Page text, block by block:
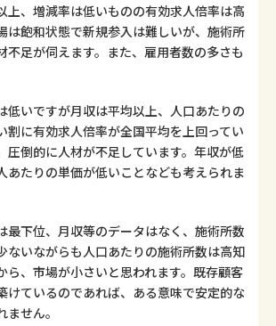
上、増減率は低いものの有効求人倍率は高
は飽和状態で新規参入は難しいが、施術所
不足が伺えます。また、雇用者数の多さも
低いですが月収は平均以上、人口あたりの
割に有効求人倍率が全国平均を上回ってい
圧倒的に人材が不足しています。年収が低
あたりの単価が低いことなども考えられま
最下位、月収等のデータはなく、施術所数
ないながらも人口あたりの施術所数は高知
ら、市場が小さいと思われます。既存顧客
けているのであれば、ある意味で安定的な
せん。